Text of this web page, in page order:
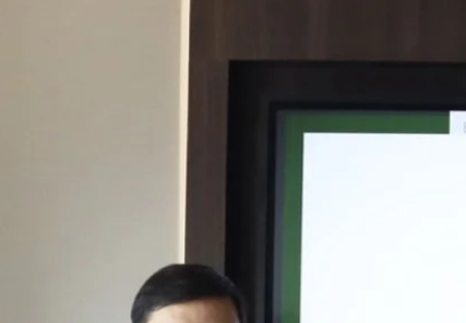
อ – เอสแอนด์เจ’ กระตุ้นการแข่งขันตลาดกัญชงด้วย
ำกัด ผู้ประกอบการธุรกิจด้านการผลิตและสกัดสาร CBD จากกัญชงของ
ละจำหน่ายผลิตภัณฑ์สารสกัด CBD จากกัญชง ในกลุ่มอาหารเสริม และ
อกับ 2 ผู้นำธุรกิจชั้นนำในเครือ “สหพัฒน์” ได้แก่ บริษัท โอสถ อินเตอร์ แลบ
ยวชาญด้านเวชภัณฑ์ทางยาและผลิตภัณฑ์เสริมอาหาร และบริษัท เอส
นเตอร์ ไพรส์ จากัด (มหาชน) หรือ S&J ผู้ผลิตผลิตภัณฑ์เพื่อความงามด้วย